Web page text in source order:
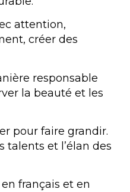
attention,
créer des
responsable
la beauté et les
pour faire grandir.
talents et l’élan des
français et en